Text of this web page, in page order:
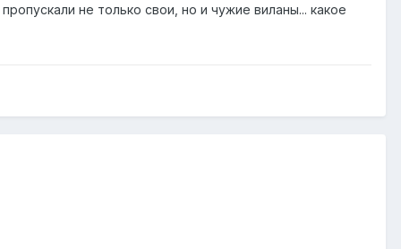
не только свои, но и чужие виланы... какое